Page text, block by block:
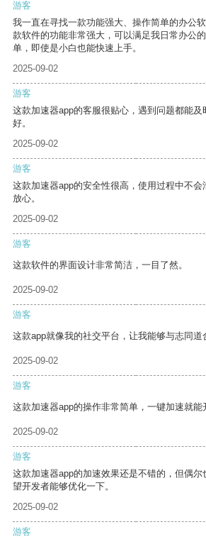
游客
我一直在寻找一款功能强大、操作简单的办公
款软件的功能非常强大，可以满足我日常办公
单，即使是小白也能快速上手。
2025-09-02
游客
这款加速器app的客服很贴心，遇到问题都能及
好。
2025-09-02
游客
这款加速器app的安全性很高，使用过程中不
放心。
2025-09-02
游客
这款软件的界面设计非常简洁，一目了然。
2025-09-02
游客
这款app就像我的社交平台，让我能够与志同道
2025-09-02
游客
这款加速器app的操作非常简单，一键加速就能
2025-09-02
游客
这款加速器app的加速效果还是不错的，但偶
望开发者能够优化一下。
2025-09-02
游客